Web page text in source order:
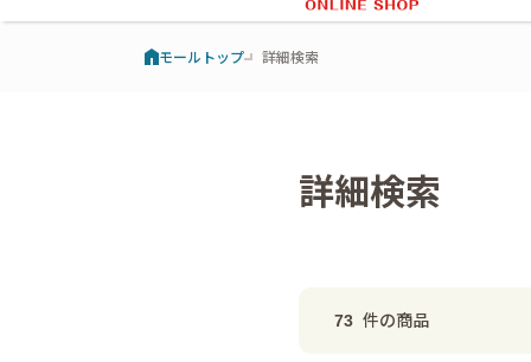
モールトップ 詳細検索
詳細検索
73 件の商品